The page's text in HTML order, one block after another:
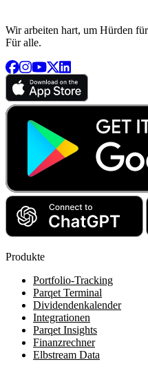
Wir arbeiten hart, um Hürden
Für alle.
Produkte
Portfolio-Tracking
Parqet Terminal
Dividendenkalender
Integrationen
Parqet Insights
Finanzrechner
Elbstream Data